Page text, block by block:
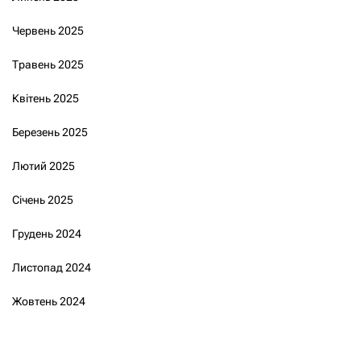
Червень 2025
Травень 2025
Квітень 2025
Березень 2025
Лютий 2025
Січень 2025
Грудень 2024
Листопад 2024
Жовтень 2024